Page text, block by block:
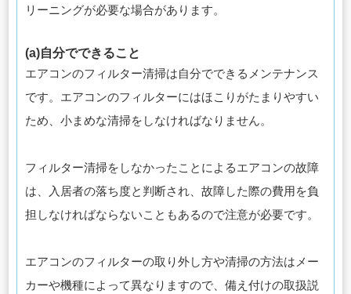
リーニングが必要な場合があります。
(a)自分でできること
エアコンのフィルター清掃は自分でできるメンテナンス
です。エアコンのフィルターにはほこりがたまりやすい
ため、小まめな清掃をしなければなりません。
フィルター清掃をしなかったことによるエアコンの故障
は、入居者の落ち度と判断され、故障した際の費用を負
担しなければならないこともあるので注意が必要です。
エアコンのフィルターの取り外し方や清掃の方法はメー
カーや機種によって異なりますので、備え付けの取扱説